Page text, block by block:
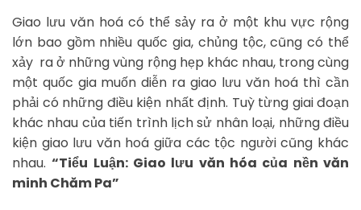
Giao lưu văn hoá có thể sảy ra ở một khu vực rộng
lớn bao gồm nhiều quốc gia, chủng tộc, cũng có thể
xảy ra ở những vùng rộng hẹp khác nhau, trong cùng
một quốc gia muốn diễn ra giao lưu văn hoá thì cần
phải có những điều kiện nhất định. Tuỳ từng giai đoạn
khác nhau của tiến trình lịch sử nhân loại, những điều
kiện giao lưu văn hoá giữa các tộc người cũng khác
nhau.“Tiểu Luận: Giao lưu văn hóa của nền văn
minh Chăm Pa”